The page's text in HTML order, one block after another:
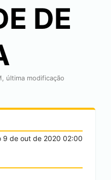
DE
última modificação
9 de out de 2020 02:00